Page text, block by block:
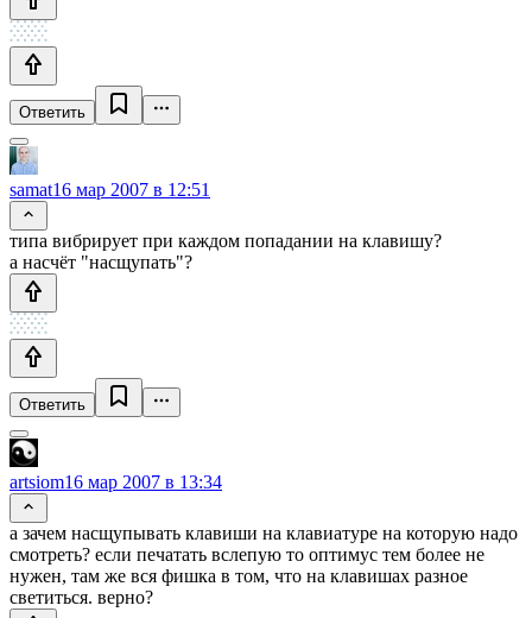
Ответить
samat16 мар 2007 в 12:51
типа вибрирует при каждом попадании на клавишу?
а насчёт "насщупать"?
Ответить
artsiom16 мар 2007 в 13:34
а зачем насщупывать клавиши на клавиатуре на которую надо
смотреть? если печатать вслепую то оптимус тем более не
нужен, там же вся фишка в том, что на клавишах разное
светиться. верно?